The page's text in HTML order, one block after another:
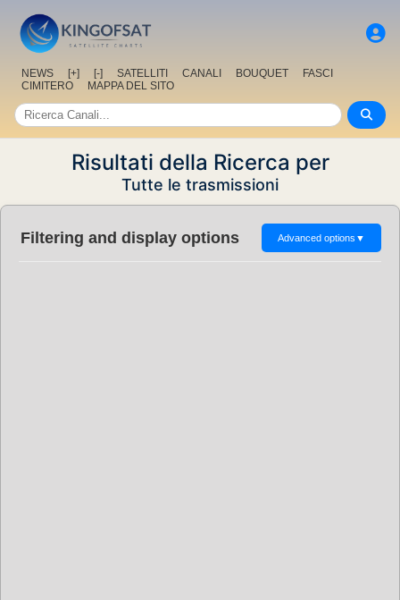
NEWS [+] [-] SATELLITI CANALI BOUQUET
FASCI
CIMITERO
MAPPA DEL SITO
Risultati della Ricerca per
Tutte le trasmissioni
Filtering and display options Advanced options ▼